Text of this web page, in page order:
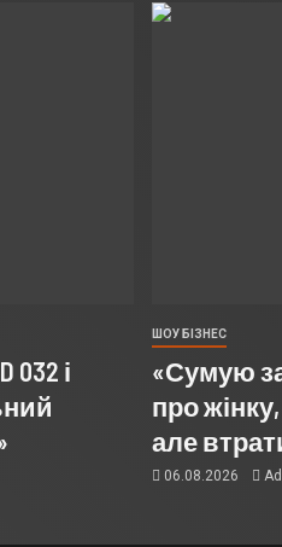
032 і
ШОУ БІЗНЕС
«Сумую
про
але
06.08.2026